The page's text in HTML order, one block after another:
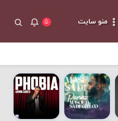
منو سایت ۵